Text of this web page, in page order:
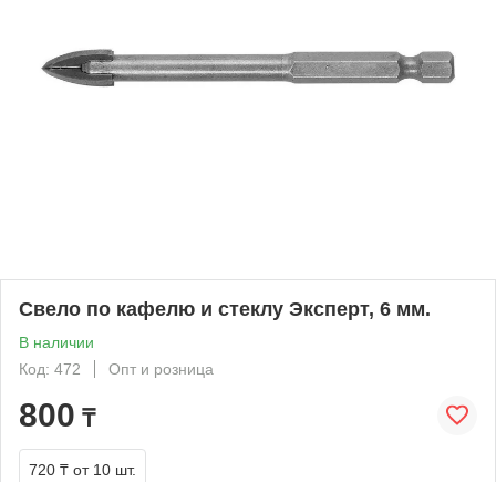
Свело по кафелю и стеклу Эксперт, 6 мм.
В наличии
Код: 472
Опт и розница
800 ₸
720 ₸ от 10 шт.